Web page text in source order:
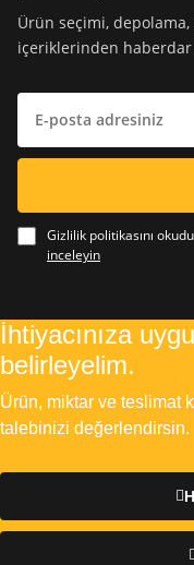
Ürün seçimi,
içeriklerinden
Gizlilik politikasını
inceleyin
İhtiyacınıza
belirleyelim.
Ürün, miktar ve teslimat
talebinizi değerlendirsin.